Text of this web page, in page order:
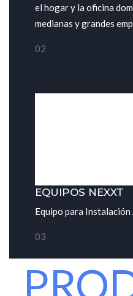
el hogar y la oficina
medianas y grandes
02
EQUIPOS NEXXT
Equipo para
03